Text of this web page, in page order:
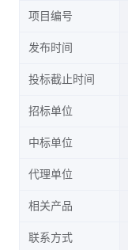
项目编号
发布时间
投标截止时间
招标单位
中标单位
代理单位
相关产品
联系方式